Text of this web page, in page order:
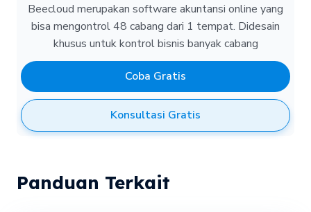
Beecloud merupakan software akuntansi online yang
bisa mengontrol 48 cabang dari 1 tempat. Didesain
khusus untuk kontrol bisnis banyak cabang
Coba Gratis
Konsultasi Gratis
Panduan Terkait